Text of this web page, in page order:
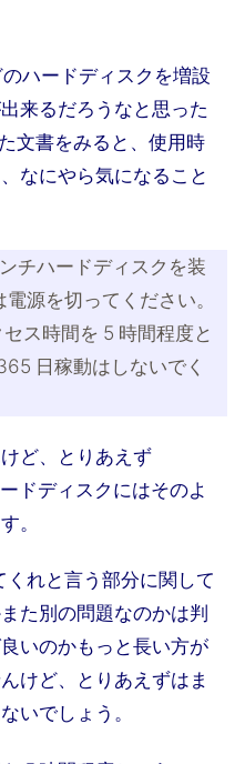
ハードディスクを増設
来るだろうなと思った
文書をみると、使用時
なにやら気になること
チハードディスクを装
源を切ってください。
ス時間を 5 時間程度と
日稼動はしないでく
ど、とりあえず
ドディスクにはそのよ
。
れと言う部分に関して
た別の問題なのかは判
いのかもっと長い方が
けど、とりあえずはま
いでしょう。